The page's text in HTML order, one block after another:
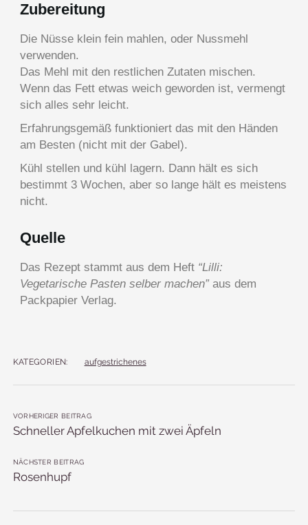
Zubereitung
Die Nüsse klein fein mahlen, oder Nussmehl
verwenden.
Das Mehl mit den restlichen Zutaten mischen.
Wenn das Fett etwas weich geworden ist, vermengt
sich alles sehr leicht.
Erfahrungsgemäß funktioniert das mit den Händen
am Besten (nicht mit der Gabel).
Kühl stellen und kühl lagern. Dann hält es sich
bestimmt 3 Wochen, aber so lange hält es meistens
nicht.
Quelle
Das Rezept stammt aus dem Heft “Lilli:
Vegetarische Pasten selber machen”aus dem
Packpapier Verlag.
KATEGORIEN: aufgestrichenes
VORHERIGER BEITRAG
Schneller Apfelkuchen mit zwei Äpfeln
NÄCHSTER BEITRAG
Rosenhupf